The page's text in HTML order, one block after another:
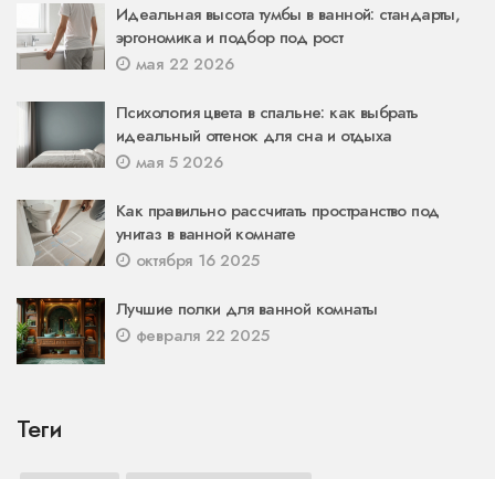
Идеальная высота тумбы в ванной: стандарты,
эргономика и подбор под рост
мая 22 2026
Психология цвета в спальне: как выбрать
идеальный оттенок для сна и отдыха
мая 5 2026
Как правильно рассчитать пространство под
унитаз в ванной комнате
октября 16 2025
Лучшие полки для ванной комнаты
февраля 22 2025
Теги